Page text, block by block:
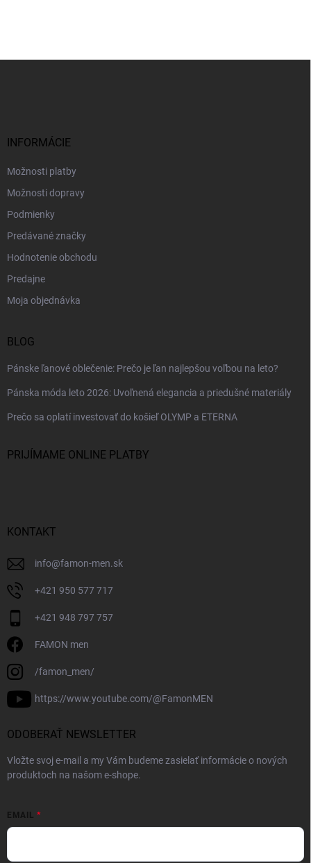
INFORMÁCIE
Možnosti platby
Možnosti dopravy
Podmienky
Predávané značky
Hodnotenie obchodu
Predajne
Moja objednávka
BLOG
Pánske ľanové oblečenie: Prečo je ľan najlepšou voľbou na leto?
Pánska móda leto 2026: Uvoľnená elegancia a priedušné materiály
Prečo sa oplatí investovať do košieľ OLYMP a ETERNA
PRIJÍMAME ONLINE PLATBY
KONTAKT
info@famon-men.sk
+421 950 577 717
+421 948 797 757
FAMON men
/famon_men/
https://www.youtube.com/@FamonMEN
ODOBERAŤ NEWSLETTER
Vložte svoj e-mail a my Vám budeme zasielať informácie o nových
produktoch na našom e-shope.
EMAIL